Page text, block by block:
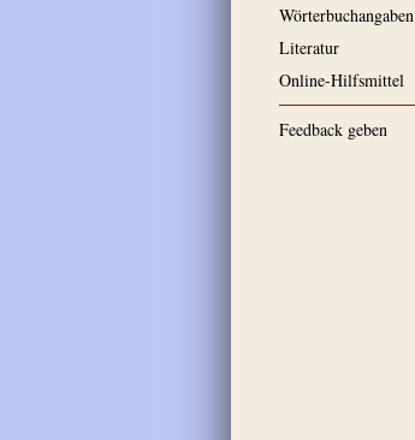
Wörterbuchangaben
Literatur
Online-Hilfsmittel
Feedback geben